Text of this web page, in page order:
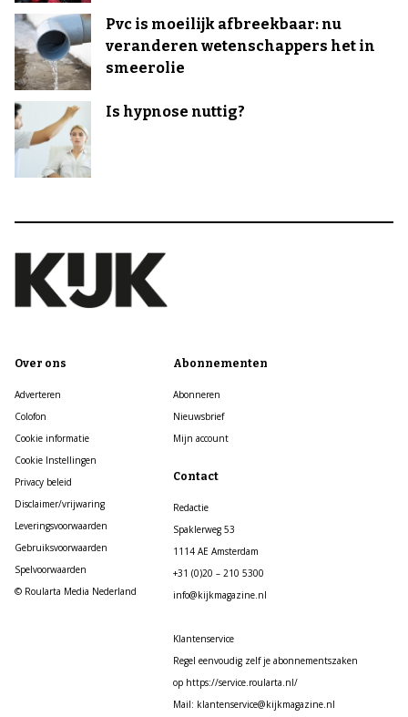
Pvc is moeilijk afbreekbaar: nu
veranderen wetenschappers het in
smeerolie
Is hypnose nuttig?
Over ons
Adverteren
Colofon
Cookie informatie
Cookie Instellingen
Privacy beleid
Disclaimer/vrijwaring
Leveringsvoorwaarden
Gebruiksvoorwaarden
Spelvoorwaarden
© Roularta Media Nederland
Abonnementen
Abonneren
Nieuwsbrief
Mijn account
Contact
Redactie
Spaklerweg 53
1114 AE Amsterdam
+31 (0)20 – 210 5300
info@kijkmagazine.nl
Klantenservice
Regel eenvoudig zelf je abonnementszaken
op https://service.roularta.nl/
Mail: klantenservice@kijkmagazine.nl